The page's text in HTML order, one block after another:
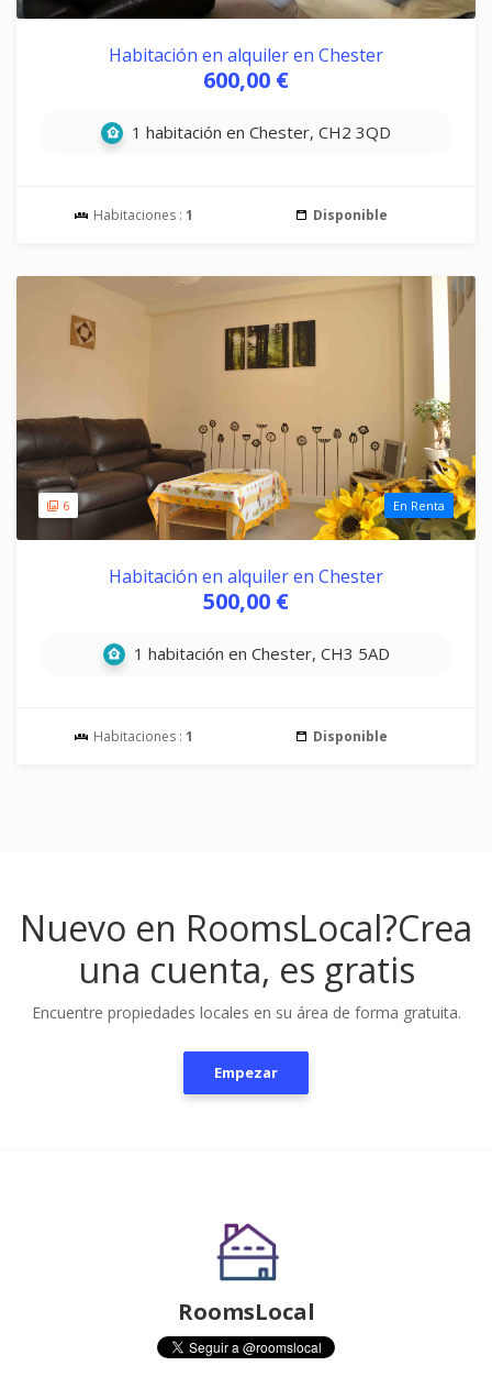
Habitación en alquiler en Chester
600,00 €
1 habitación en Chester, CH2 3QD
Habitaciones : 1 Disponible
6 En Renta
Habitación en alquiler en Chester
500,00 €
1 habitación en Chester, CH3 5AD
Habitaciones : 1 Disponible
Nuevo en RoomsLocal?Crea
una cuenta, es gratis
Encuentre propiedades locales en su área de forma gratuita.
Empezar
RoomsLocal